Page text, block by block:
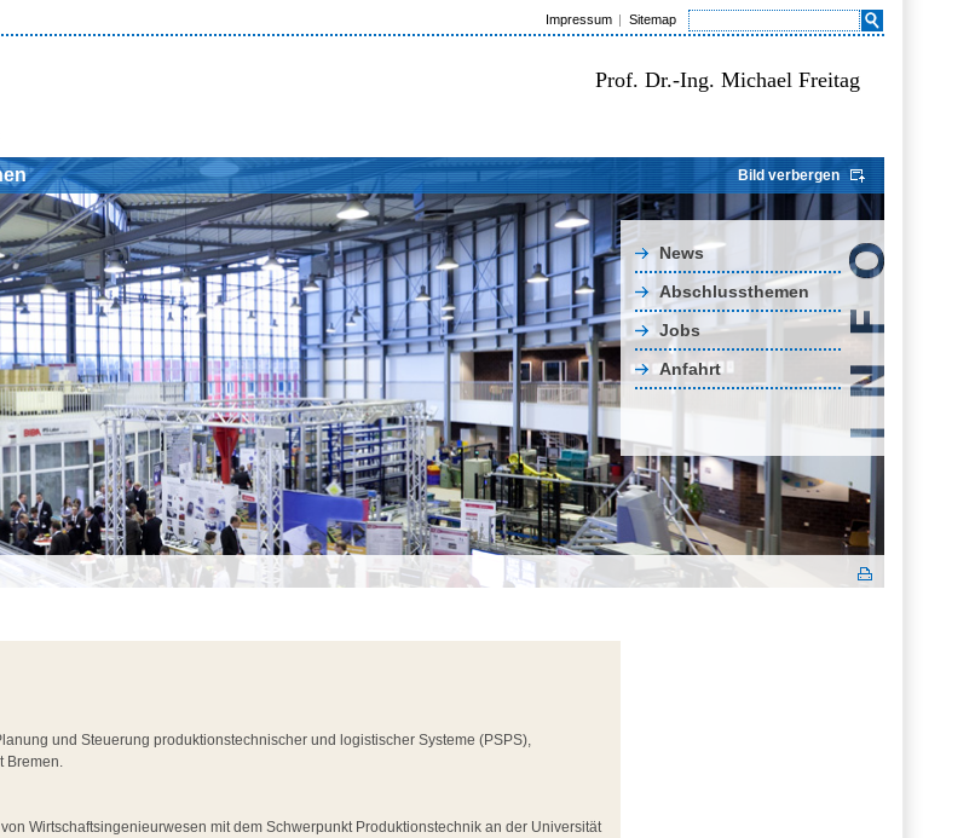
Impressum Sitemap
Prof. Dr.-Ing. Michael Freitag
Bild verbergen
News
Abschlussthemen
Jobs
Anfahrt
und Steuerung produktionstechnischer und logistischer Systeme (PSPS),
Wirtschaftsingenieurwesen mit dem Schwerpunkt Produktionstechnik an der Universität